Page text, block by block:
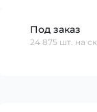
Под заказ
24 875 шт. на